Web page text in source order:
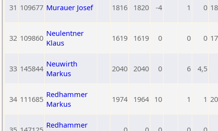
31 109677 Murauer Josef 1816 1820 -4 1 0
32 109860 Neulentner
Klaus
1619 1619 0 0 0
33 145844 Neuwirth
Markus
2040 2040 0 6 4,5
34 111685 Redhammer
Markus
1974 1964 10 1 1
Redhammer